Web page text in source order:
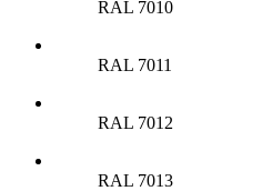
RAL 7010
RAL 7011
RAL 7012
RAL 7013